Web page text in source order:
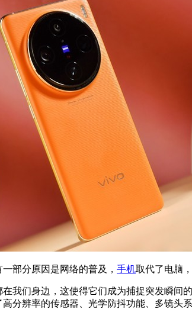
部分原因是网络的普及， 手机取代了电脑
我们身边，这使得它们成为捕捉突发瞬间
分辨率的传感器、光学防抖功能、多镜头